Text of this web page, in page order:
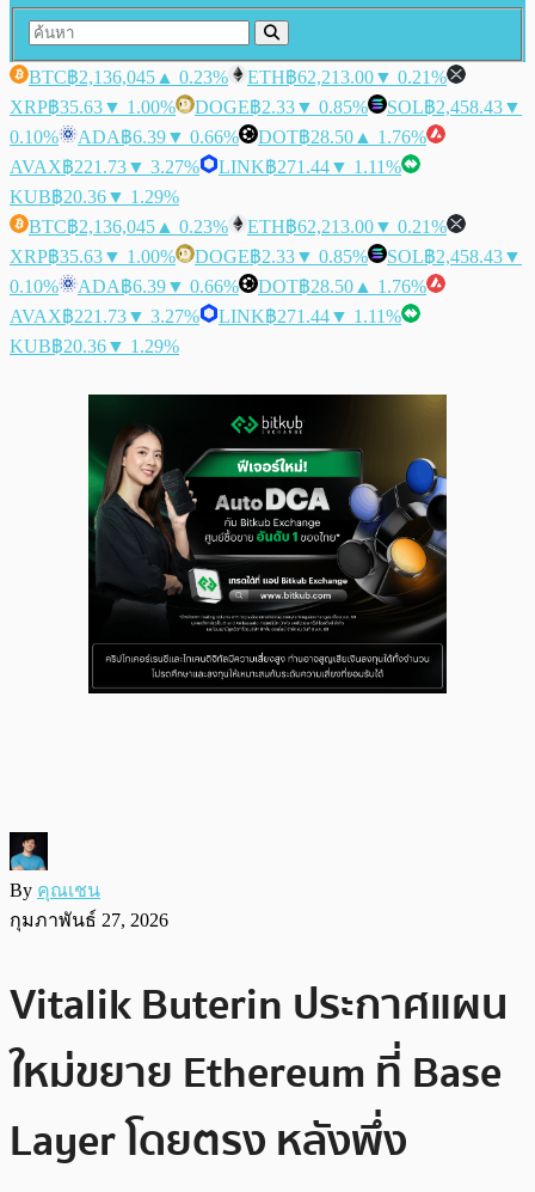
BTC฿2,136,045 ▲ 0.23% ETH฿62,213.00▼ 0.21%
XRP฿35.63▼ 1.00% DOGE฿2.33▼ 0.85% SOL฿2,458.43▼
0.10%
ADA฿6.39▼ 0.66% DOT฿28.50 ▲ 1.76%
AVAX฿221.73▼ 3.27% LINK฿271.44▼ 1.11%
KUB฿20.36▼ 1.29%
BTC฿2,136,045 ▲ 0.23% ETH฿62,213.00▼ 0.21%
XRP฿35.63▼ 1.00% DOGE฿2.33▼ 0.85% SOL฿2,458.43▼
0.10%
ADA฿6.39▼ 0.66% DOT฿28.50 ▲ 1.76%
AVAX฿221.73▼ 3.27% LINK฿271.44▼ 1.11%
KUB฿20.36▼ 1.29%
By คุณเชน
กุมภาพันธ์ 27, 2026
Vitalik Buterin ประกาศแผน
ใหม่ขยาย Ethereum ที่ Base
Layer โดยตรง หลังพึ่ง